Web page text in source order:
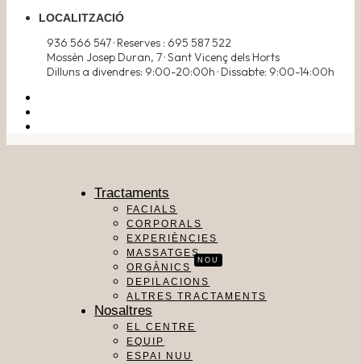
LOCALITZACIÓ
936 566 547 · Reserves : 695 587 522
Mossèn Josep Duran, 7 · Sant Vicenç dels Horts
Dilluns a divendres: 9:00-20:00h · Dissabte: 9:00-14:00h
Tractaments
FACIALS
CORPORALS
EXPERIÈNCIES
MASSATGES
ORGÀNICS
NOU
DEPILACIONS
ALTRES TRACTAMENTS
Nosaltres
EL CENTRE
EQUIP
ESPAI NUU